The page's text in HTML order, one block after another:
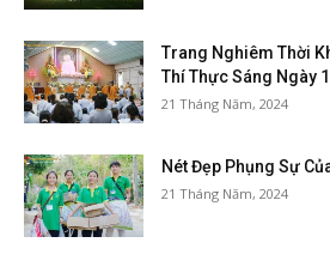
Trang Nghiêm Thời
Thí Thực Sáng Ngày
21 Tháng Năm, 2024
Nét Đẹp Phụng Sự
21 Tháng Năm, 2024